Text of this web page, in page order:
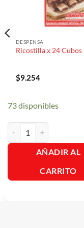
DESPENSA
Ricostilla x 24 Cubos
$9.254
73 disponibles
AÑADIR AL
CARRITO